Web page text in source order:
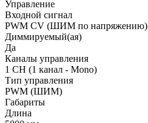
Управление
Входной сигнал
PWM СV (ШИМ по напряжению)
Диммируемый(ая)
Да
Каналы управления
1 CH (1 канал - Mono)
Тип управления
PWM (ШИМ)
Габариты
Длина